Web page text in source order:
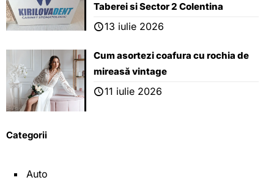
Taberei si Sector 2 Colentina
13 iulie 2026
Cum asortezi coafura cu rochia de
mireasă vintage
11 iulie 2026
Categorii
Auto